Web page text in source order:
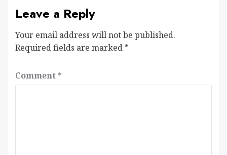
Leave a Reply
Your email address will not be published.
Required fields are marked *
Comment *